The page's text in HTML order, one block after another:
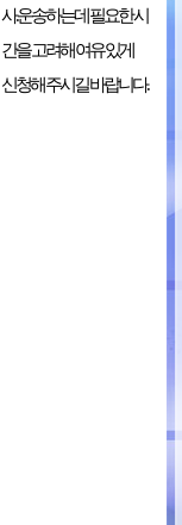
사.운송하는데 필요한 시
간을 고려해 여유 있게
신청해 주시길 바랍니다.